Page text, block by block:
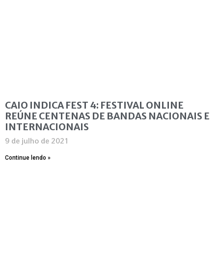
CAIO INDICA FEST 4: FESTIVAL ONLINE
REÚNE CENTENAS DE BANDAS NACIONAIS E
INTERNACIONAIS
9 de julho de 2021
Continue lendo »